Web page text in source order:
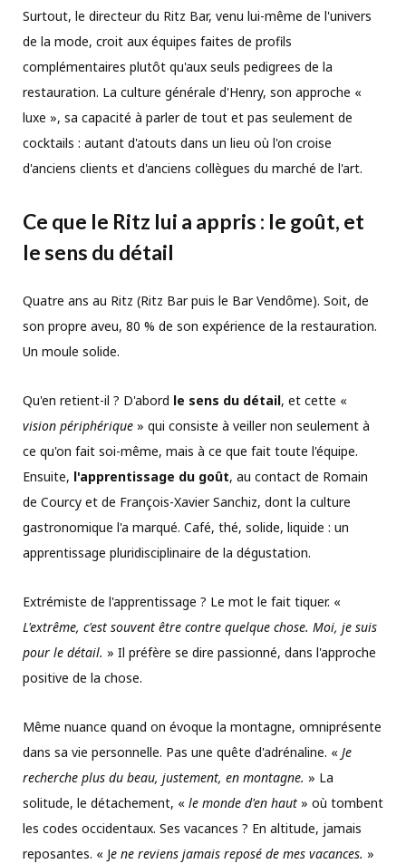
Surtout, le directeur du Ritz Bar, venu lui-même de l'univers
de la mode, croit aux équipes faites de profils
complémentaires plutôt qu'aux seuls pedigrees de la
restauration. La culture générale d'Henry, son approche «
luxe », sa capacité à parler de tout et pas seulement de
cocktails : autant d'atouts dans un lieu où l'on croise
d'anciens clients et d'anciens collègues du marché de l'art.
Ce que le Ritz lui a appris : le goût, et
le sens du détail
Quatre ans au Ritz (Ritz Bar puis le Bar Vendôme). Soit, de
son propre aveu, 80 % de son expérience de la restauration.
Un moule solide.
Qu'en retient-il ? D'abord le sens du détail, et cette «
vision périphérique » qui consiste à veiller non seulement à
ce qu'on fait soi-même, mais à ce que fait toute l'équipe.
Ensuite, l'apprentissage du goût, au contact de Romain
de Courcy et de François-Xavier Sanchiz, dont la culture
gastronomique l'a marqué. Café, thé, solide, liquide : un
apprentissage pluridisciplinaire de la dégustation.
Extrémiste de l'apprentissage ? Le mot le fait tiquer. «
L'extrême, c'est souvent être contre quelque chose. Moi, je suis
pour le détail. » Il préfère se dire passionné, dans l'approche
positive de la chose.
Même nuance quand on évoque la montagne, omniprésente
dans sa vie personnelle. Pas une quête d'adrénaline. « Je
recherche plus du beau, justement, en montagne. » La
solitude, le détachement, « le monde d'en haut » où tombent
les codes occidentaux. Ses vacances ? En altitude, jamais
reposantes. « Je ne reviens jamais reposé de mes vacances. »